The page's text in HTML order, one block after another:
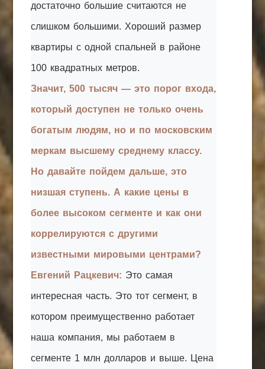
достаточно большие считаются не
слишком большими. Хороший размер
квартиры с одной спальней в районе
100 квадратных метров.
Значит, 500 тысяч — это порог входа,
который доступен не только очень
богатым людям, но и по московским
меркам высшему среднему классу.
Но давайте пойдем дальше, это
низшая ступень. А какие цены в
более высоком сегменте и как они
коррелируются с другими
известными мировыми центрами?
Евгений Рацкевич: Это самая
интересная часть. Это тот сегмент, в
котором преимущественно работает
наша компания, мы работаем в
сегменте 1 млн долларов и выше. Цена